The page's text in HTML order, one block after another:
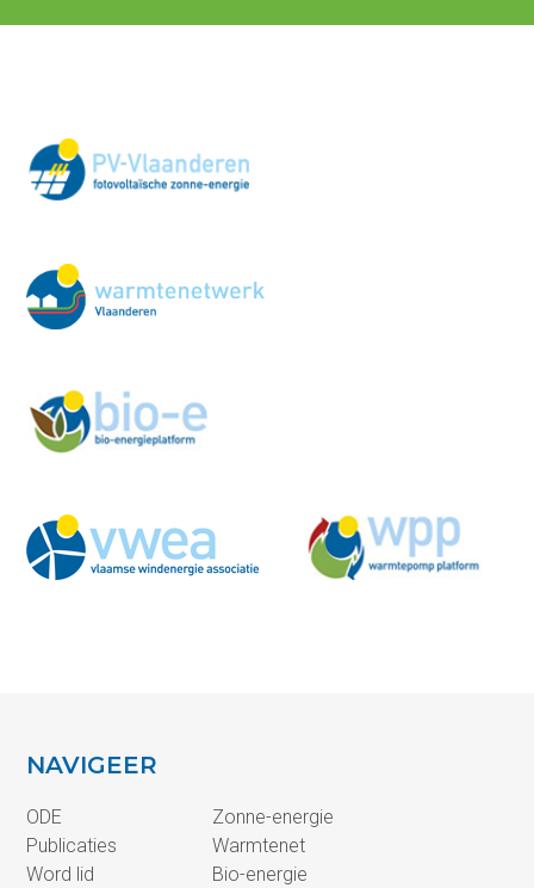
NAVIGEER
ODE
Publicaties
Word lid
Zonne-energie
Warmtenet
Bio-energie